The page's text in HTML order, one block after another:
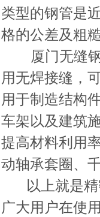
类型的钢管是
格的公差及粗
厦门无缝
用无焊接缝，
用于制造结构
车架以及建筑
提高材料利用
动轴承套圈、
以上就是精
广大用户在使